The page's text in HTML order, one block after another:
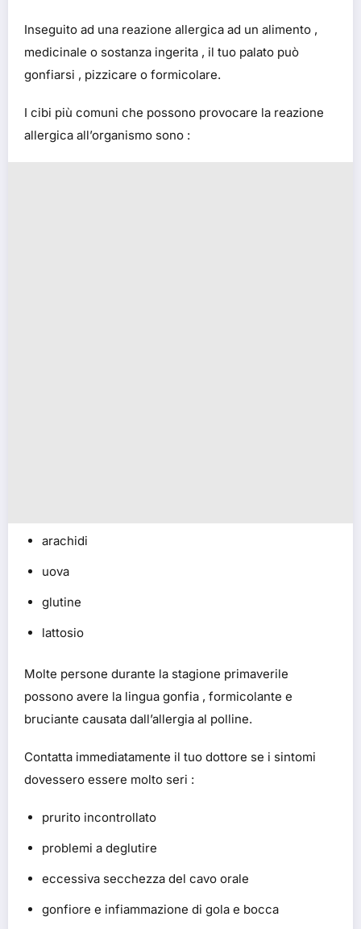
Inseguito ad una reazione allergica ad un alimento ,
medicinale o sostanza ingerita , il tuo palato può
gonfiarsi , pizzicare o formicolare.
I cibi più comuni che possono provocare la reazione
allergica all’organismo sono :
arachidi
uova
glutine
lattosio
Molte persone durante la stagione primaverile
possono avere la lingua gonfia , formicolante e
bruciante causata dall’allergia al polline.
Contatta immediatamente il tuo dottore se i sintomi
dovessero essere molto seri :
prurito incontrollato
problemi a deglutire
eccessiva secchezza del cavo orale
gonfiore e infiammazione di gola e bocca